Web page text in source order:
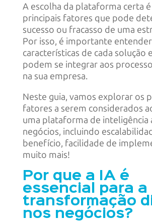
A escolha da plataforma certa
principais fatores que pode
sucesso ou fracasso de uma
Por isso, é importante entender
características de cada solução
podem se integrar aos
na sua empresa.
Neste guia, vamos explorar os
fatores a serem considerados
uma plataforma de inteligência
negócios, incluindo
benefício, facilidade de
muito mais!
Por que a IA é
essencial para a
transformação
nos negócios?